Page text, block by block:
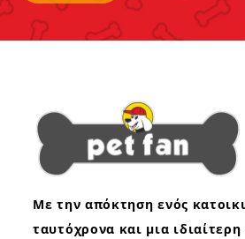
Με την απόκτηση ενός
ταυτόχρονα και μια